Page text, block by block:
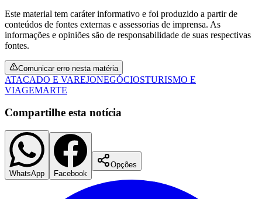
Flamengo
Este material tem caráter informativo e foi produzido a partir de
conteúdos de fontes externas e assessorias de imprensa. As
informações e opiniões são de responsabilidade de suas respectivas
fontes.
Comunicar erro nesta matéria
ATACADO E VAREJONEGÓCIOSTURISMO E
VIAGEMARTE
Compartilhe esta notícia
WhatsApp Facebook
Opções